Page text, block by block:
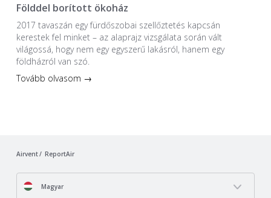
Földdel borított ökoház
2017 tavaszán egy fürdőszobai szellőztetés kapcsán
kerestek fel minket – az alaprajz vizsgálata során vált
világossá, hogy nem egy egyszerű lakásról, hanem egy
földházról van szó.
Tovább olvasom →
Airvent ReportAir
Magyar